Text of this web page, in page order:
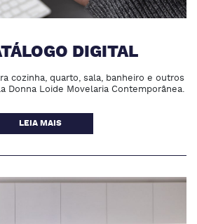
DIGITAL
cozinha, quarto, sala, banheiro e outros
Donna Loide Movelaria Contemporânea.
LEIA MAIS